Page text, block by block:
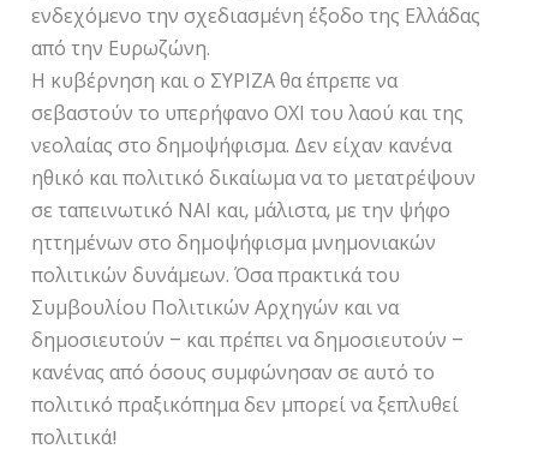
ενδεχόμενο την σχεδιασμένη έξοδο της Ελλάδας
από την Ευρωζώνη.
Η κυβέρνηση και ο ΣΥΡΙΖΑ θα έπρεπε να
σεβαστούν το υπερήφανο ΟΧΙ του λαού και της
νεολαίας στο δημοψήφισμα. Δεν είχαν κανένα
ηθικό και πολιτικό δικαίωμα να το μετατρέψουν
σε ταπεινωτικό ΝΑΙ και, μάλιστα, με την ψήφο
ηττημένων στο δημοψήφισμα μνημονιακών
πολιτικών δυνάμεων. Όσα πρακτικά του
Συμβουλίου Πολιτικών Αρχηγών και να
δημοσιευτούν – και πρέπει να δημοσιευτούν –
κανένας από όσους συμφώνησαν σε αυτό το
πολιτικό πραξικόπημα δεν μπορεί να ξεπλυθεί
πολιτικά!